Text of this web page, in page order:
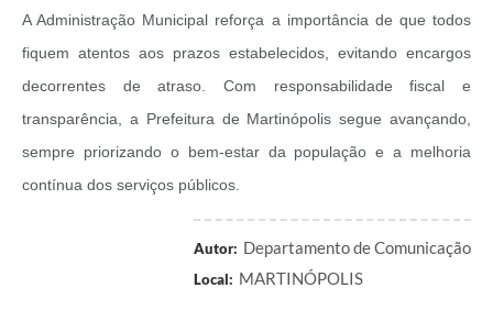
Parceria Entidades 3º Setor
Gravações das Licitações
Legislação Municipal
A Administração Municipal reforça a importância de que todos
fiquem atentos aos prazos estabelecidos, evitando encargos
decorrentes de atraso. Com responsabilidade fiscal e
transparência, a Prefeitura de Martinópolis segue avançando,
sempre priorizando o bem-estar da população e a melhoria
contínua dos serviços públicos.
Autor: Departamento de Comunicação
Local: MARTINÓPOLIS